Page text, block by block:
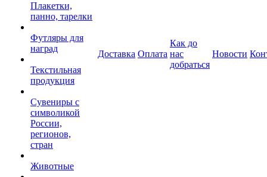
Плакетки,
панно, тарелки
Футляры для
наград
Текстильная
продукция
Сувениры с
символикой
России,
регионов,
стран
Животные
Доставка Оплата
Как до
нас
добраться
Новости